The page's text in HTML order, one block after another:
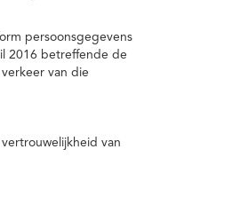
persoonsgegevens
2016 betreffende de
van die
van